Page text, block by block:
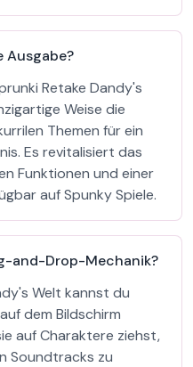
Ausgabe?
Retake Dandy's
Weise die
Themen für ein
Es revitalisiert das
Funktionen und einer
auf Spunky Spiele.
and-Drop-Mechanik?
Welt kannst du
dem Bildschirm
auf Charaktere ziehst,
Soundtracks zu